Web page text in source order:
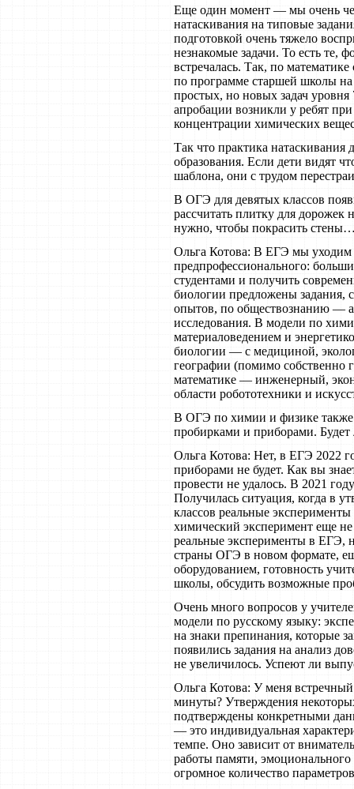
Еще один момент — мы очень
натаскивания на типовые
подготовкой очень тяжело
незнакомые задачи. То есть те,
встречалась. Так, по
по программе старшей школы
простых, но новых задач
апробации возникли у ребят
концентрации химических
Так что практика натаскивания
образования. Если дети видят
шаблона, они с трудом
В ОГЭ для девятых классов
рассчитать плитку для дорожек
нужно, чтобы покрасить
Ольга Котова: В ЕГЭ мы уходим
предпрофессионального:
студентами и получить
биологии предложены задания,
опытов, по обществознанию —
исследования. В модели по
материаловедением и
биологии — с медициной,
географии (помимо собственно
математике — инженерный,
области робототехники и
В ОГЭ по химии и физике также
пробирками и приборами.
Ольга Котова: Нет, в ЕГЭ 2022
приборами не будет. Как вы
провести не удалось. В 2021
Получилась ситуация, когда в
классов реальные эксперименты
химический эксперимент еще
реальные эксперименты в ЕГЭ,
страны ОГЭ в новом формате,
оборудованием, готовность
школы, обсудить возможные
Очень много вопросов у
модели по русскому языку:
на знаки препинания, которые
появились задания на анализ
не увеличилось. Успеют ли
Ольга Котова: У меня встречный
минуты? Утверждения
подтверждены конкретными
— это индивидуальная
темпе. Оно зависит от
работы памяти,
огромное количество